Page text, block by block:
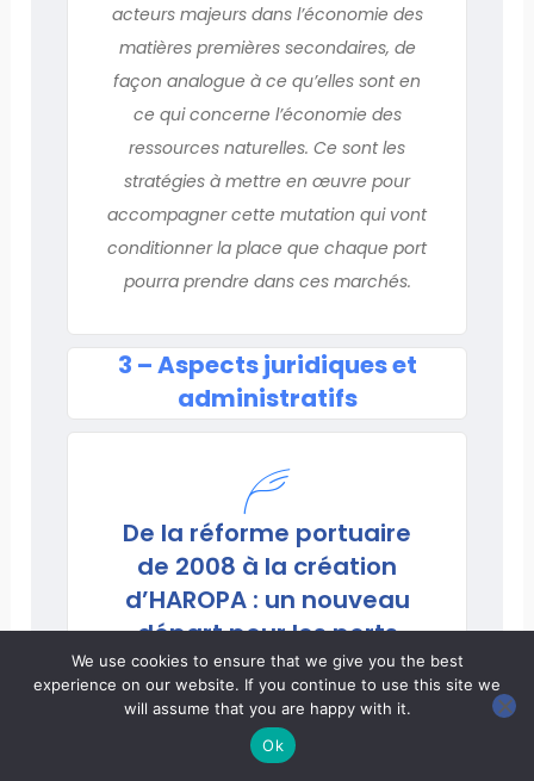
acteurs majeurs dans l’économie des
matières premières secondaires, de
façon analogue à ce qu’elles sont en
ce qui concerne l’économie des
ressources naturelles. Ce sont les
stratégies à mettre en œuvre pour
accompagner cette mutation qui vont
conditionner la place que chaque port
pourra prendre dans ces marchés.
3 – Aspects juridiques et
administratifs
De la réforme portuaire
de 2008 à la création
d’HAROPA : un nouveau
départ pour les ports
français
ParHervé MARTEL
Président du Directoire du Grand port
maritime du Havre et Président de
We use cookies to ensure that we give you the best
experience on our website. If you continue to use this site we
will assume that you are happy with it.
Ok